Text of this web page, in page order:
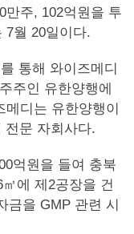
만주, 102억원을 투
7월 20일이다.
통해 와이즈메디
주인 유한양행에
디는 유한양행이
전문 자회사다.
억원을 들여 충북
에 제2공장을 건
금을 GMP 관련 시